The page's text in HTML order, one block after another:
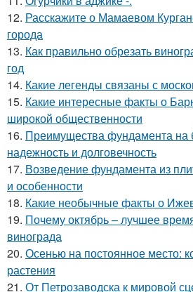
12. Расскажите о Мамаевом
города
13. Как правильно обрезать
год
14. Какие легенды связаны с
15. Какие интересные факты о
широкой общественности
16. Преимущества фундамента на
надежность и долговечность
17. Возведение фундамента из
и особенности
18. Какие необычные факты о
19. Почему октябрь – лучшее
винограда
20. Осенью на постоянное место:
растения
21. От Петрозаводска к мировой